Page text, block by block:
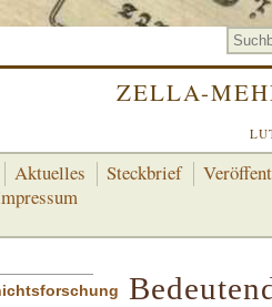
ZELLA-
Aktuelles Steckbrief